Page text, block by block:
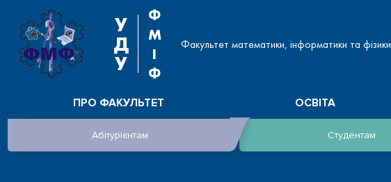
У
Д
У
Ф
М
І
Ф
Факультет математики, інформатики та фізики
ПРО ФАКУЛЬТЕТ ОСВІТА
Абітурієнтам Студентам